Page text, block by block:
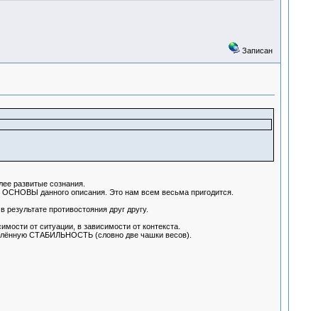
Записан
развитые сознания.
ОСНОВЫ данного описания. Это нам всем весьма пригодится.
противостояния друг другу.
от ситуации, в зависимости от контекста.
СТАБИЛЬНОСТЬ (словно две чашки весов).